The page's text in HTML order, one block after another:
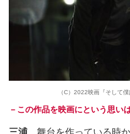
（C）2022映画『そして
－この作品を映画にという思い
三浦 舞台を作っている時